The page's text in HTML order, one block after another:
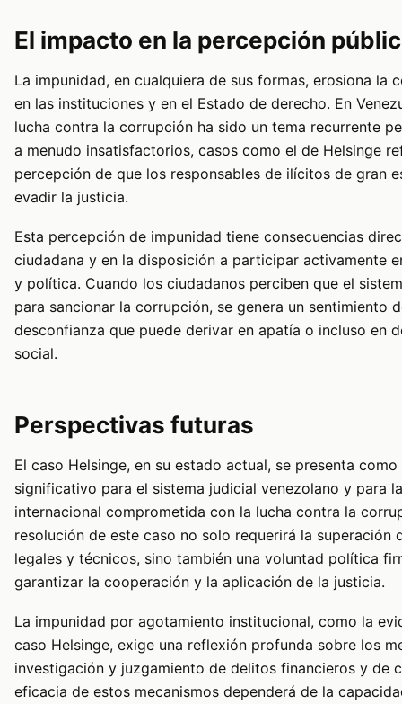
El impacto en la percepción
La impunidad, en cualquiera de sus formas, erosiona la
en las instituciones y en el Estado de derecho. En
lucha contra la corrupción ha sido un tema recurrente
a menudo insatisfactorios, casos como el de Helsinge
percepción de que los responsables de ilícitos de gran
evadir la justicia.
Esta percepción de impunidad tiene consecuencias
ciudadana y en la disposición a participar activamente
y política. Cuando los ciudadanos perciben que el
para sancionar la corrupción, se genera un sentimiento
desconfianza que puede derivar en apatía o incluso en
social.
Perspectivas futuras
El caso Helsinge, en su estado actual, se presenta
significativo para el sistema judicial venezolano y para
internacional comprometida con la lucha contra la
resolución de este caso no solo requerirá la superación
legales y técnicos, sino también una voluntad política
garantizar la cooperación y la aplicación de la justicia.
La impunidad por agotamiento institucional, como la
caso Helsinge, exige una reflexión profunda sobre los
investigación y juzgamiento de delitos financieros y de
eficacia de estos mecanismos dependerá de la